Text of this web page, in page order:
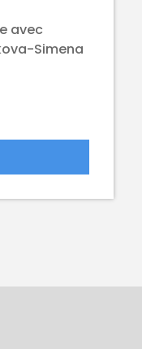
avec
Simena